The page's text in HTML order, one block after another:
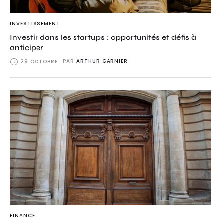
INVESTISSEMENT
Investir dans les startups : opportunités et défis à
anticiper
29 OCTOBRE PAR ARTHUR GARNIER
FINANCE